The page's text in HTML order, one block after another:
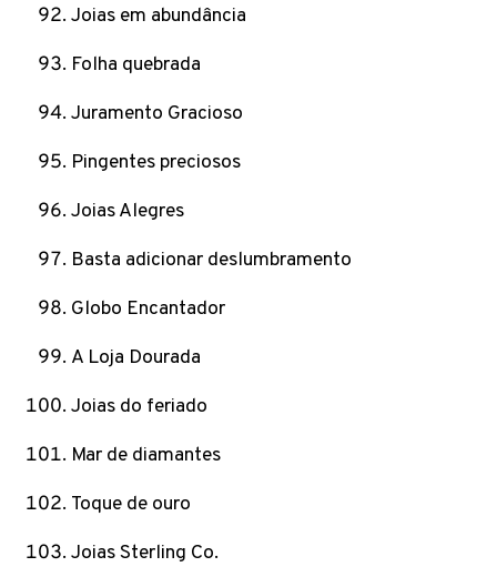
Joias em abundância
Folha quebrada
Juramento Gracioso
Pingentes preciosos
Joias Alegres
Basta adicionar deslumbramento
Globo Encantador
A Loja Dourada
Joias do feriado
Mar de diamantes
Toque de ouro
Joias Sterling Co.